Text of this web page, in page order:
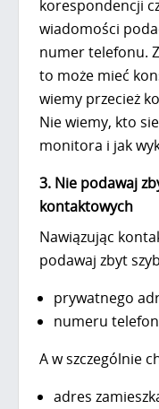
korespondencji
wiadomości
numer telefonu.
to może mieć
wiemy przecież
Nie wiemy, kto
monitora i jak
3. Nie podawaj
kontaktowych
Nawiązując
podawaj zbyt
prywatnego
numeru
A w szczególnie
adres